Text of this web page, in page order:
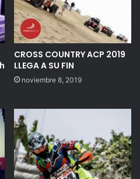
CROSS COUNTRY ACP 2019
LLEGA A SU FIN
noviembre 8, 2019